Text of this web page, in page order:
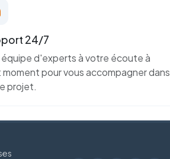
24/7
équipe d'experts à votre écoute à
pour vous accompagner dans
projet.